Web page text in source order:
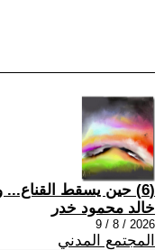
(6) حين يسقط القناع... ويتكلم الزمن
خالد محمود خدر
2026 / 8 / 9
المجتمع المدني